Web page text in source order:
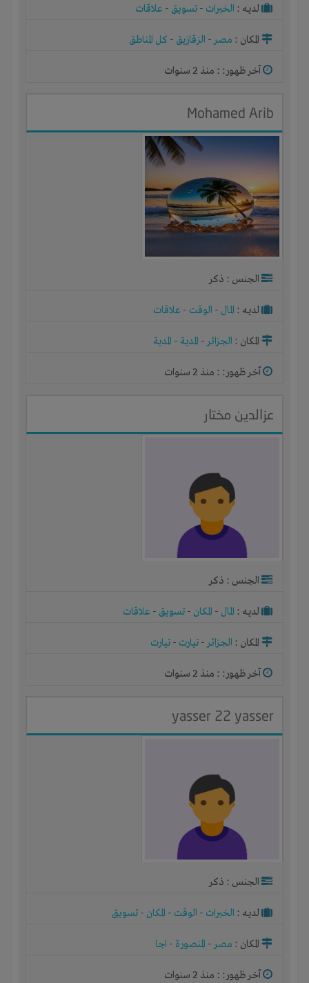
لديـه : الخبرات - تسويق - علاقات
المكان : مصر- الزقازيق - كل المناطق
آخر ظهور: : منذ 2 سنوات
Mohamed Arib
الجنس : ذكر
لديـه : المال - الوقت - علاقات
المكان : الجزائر- المدية - المدية
آخر ظهور: : منذ 2 سنوات
عزالدين مختار
الجنس : ذكر
لديـه : المال - المكان - تسويق - علاقات
المكان : الجزائر- تيارت - تيارت
آخر ظهور: : منذ 2 سنوات
yasser 22 yasser
الجنس : ذكر
لديـه : الخبرات - الوقت - المكان - تسويق
المكان : مصر- المنصورة - اجا
آخر ظهور: : منذ 2 سنوات